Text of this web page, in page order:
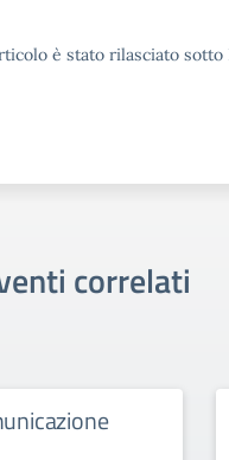
è stato rilasciato
correlati